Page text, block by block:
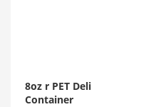
8oz r PET Deli
Container